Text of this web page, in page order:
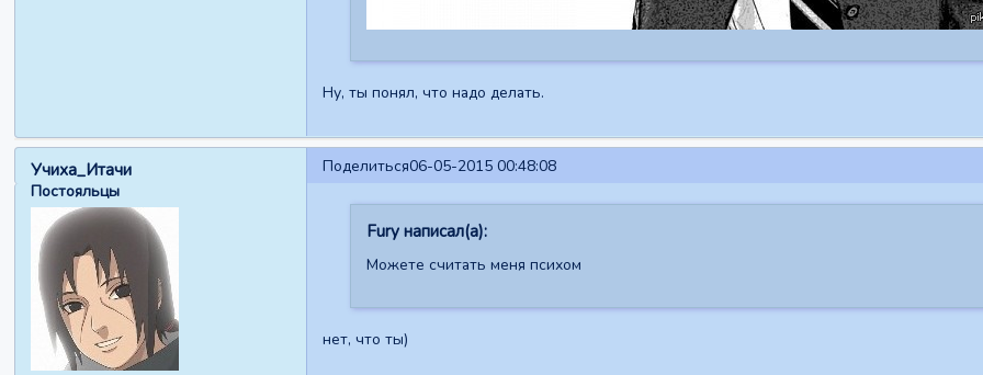
Ну, ты понял, что надо делать.
Поделиться06-05-2015 00:48:08
Учиха_Итачи
Постояльцы
Fury написал(а):
Можете считать меня психом
нет, что ты)